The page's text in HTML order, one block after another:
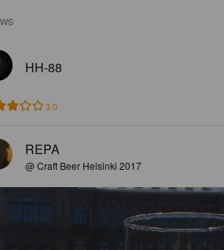
HH-88
3.0
REPA
@ Craft Beer Helsinki 2017